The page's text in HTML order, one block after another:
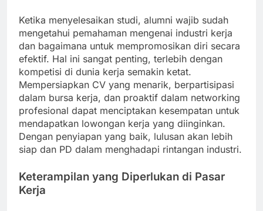
Ketika menyelesaikan studi, alumni wajib sudah
mengetahui pemahaman mengenai industri kerja
dan bagaimana untuk mempromosikan diri secara
efektif. Hal ini sangat penting, terlebih dengan
kompetisi di dunia kerja semakin ketat.
Mempersiapkan CV yang menarik, berpartisipasi
dalam bursa kerja, dan proaktif dalam networking
profesional dapat menciptakan kesempatan untuk
mendapatkan lowongan kerja yang diinginkan.
Dengan penyiapan yang baik, lulusan akan lebih
siap dan PD dalam menghadapi rintangan industri.
Keterampilan yang Diperlukan di Pasar
Kerja